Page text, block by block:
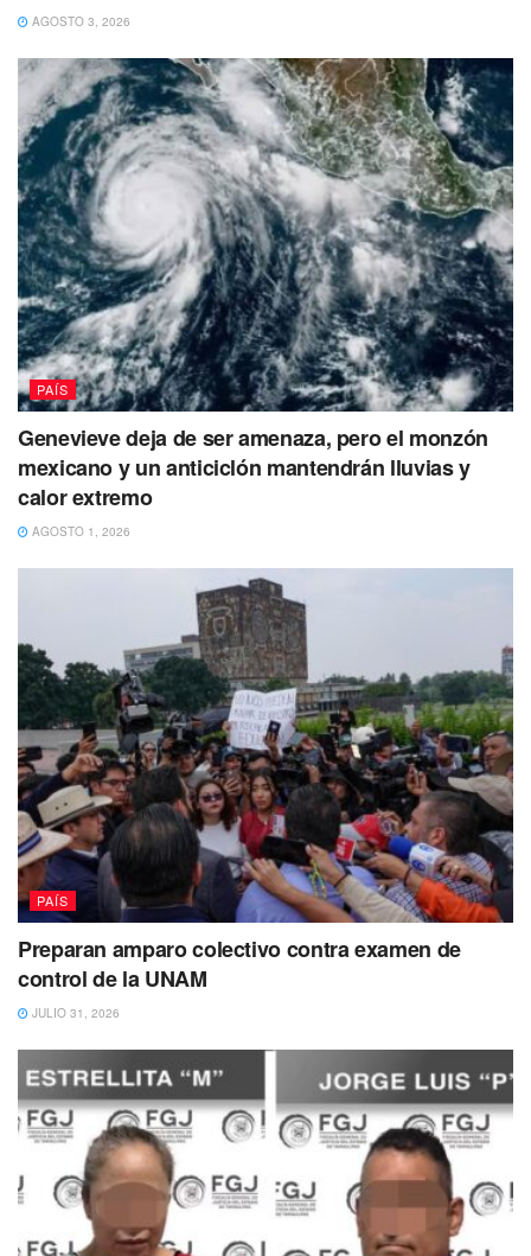
AGOSTO 3, 2026
PAÍS
Genevieve deja de ser amenaza, pero el monzón
mexicano y un anticiclón mantendrán lluvias y
calor extremo
AGOSTO 1, 2026
PAÍS
Preparan amparo colectivo contra examen de
control de la UNAM
JULIO 31, 2026